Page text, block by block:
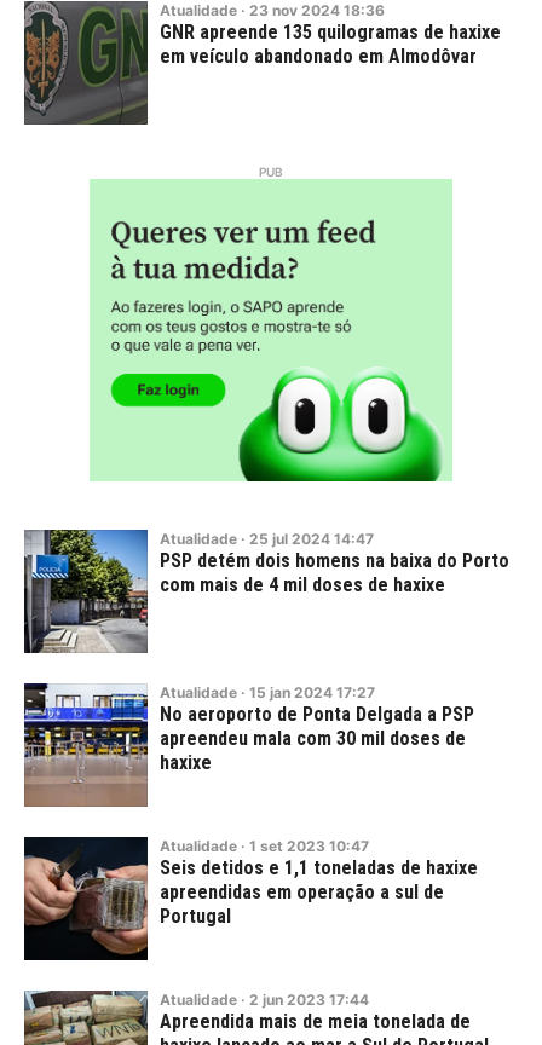
Atualidade · 23 nov 2024 18:36
GNR apreende 135 quilogramas de haxixe
em veículo abandonado em Almodôvar
Atualidade · 25 jul 2024 14:47
PSP detém dois homens na baixa do Porto
com mais de 4 mil doses de haxixe
Atualidade · 15 jan 2024 17:27
No aeroporto de Ponta Delgada a PSP
apreendeu mala com 30 mil doses de
haxixe
Atualidade · 1 set 2023 10:47
Seis detidos e 1,1 toneladas de haxixe
apreendidas em operação a sul de
Portugal
Atualidade · 2 jun 2023 17:44
Apreendida mais de meia tonelada de